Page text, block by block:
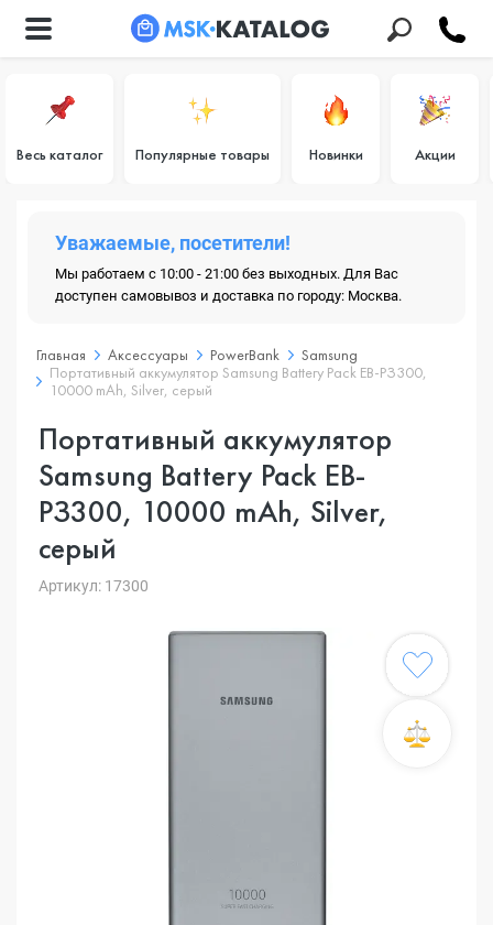
Весь каталог Популярные товары Новинки Акции
Уважаемые, посетители!
Мы работаем с 10:00 - 21:00 без выходных. Для Вас
доступен самовывоз и доставка по городу: Москва.
Главная Аксессуары PowerBank
Samsung
Портативный аккумулятор Samsung Battery Pack EB-PЗ300,
10000 mAh, Silver, серый
Портативный аккумулятор
Samsung Battery Pack EB-
PЗ300, 10000 mAh, Silver,
серый
Артикул: 17300